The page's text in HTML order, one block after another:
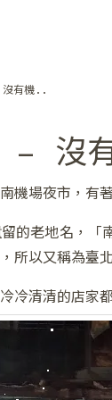
沒有機..
– 沒
機場夜市，有
留的老地名，
所以又稱為臺
冷清清的店家